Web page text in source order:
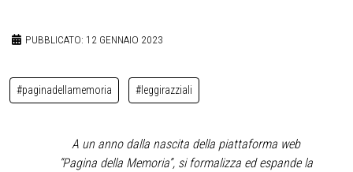
PUBBLICATO: 12 GENNAIO 2023
#paginadellamemoria #leggirazziali
A un anno dalla nascita della piattaforma web
“Pagina della Memoria”, si formalizza ed espande la